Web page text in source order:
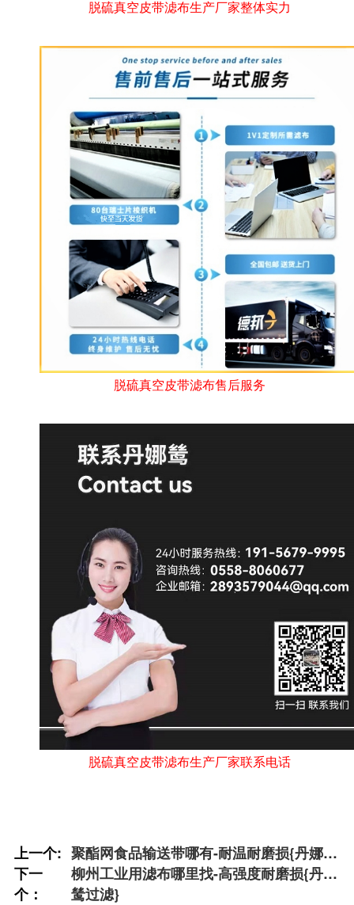
脱硫真空皮带滤布生产厂家整体实力
脱硫真空皮带滤布售后服务
脱硫真空皮带滤布生产厂家联系电话
上一个: 聚酯网食品输送带哪有-耐温耐磨损{丹娜鸶
过滤}
下一
个：
柳州工业用滤布哪里找-高强度耐磨损{丹娜
鸶过滤}